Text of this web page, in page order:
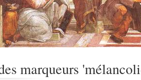
marqueurs